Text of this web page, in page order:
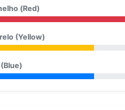
(Red)
(Yellow)